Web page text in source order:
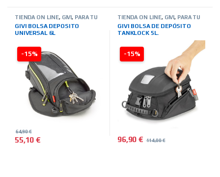
-15%
TIENDA ON LINE, GIVI, PARA TU
ALFORJAS-OTROS
GIVI BOLSA DEPOSITO
UNIVERSAL 6L
55,10€
64,90€
-15%
TIENDA ON LINE, GIVI, PARA TU
BOLSAS-MALETAS-
ALFORJAS-OTROS
GIVI BOLSA DE DEPÓSITO
TANKLOCK 5L.
96,90€ 114,00€